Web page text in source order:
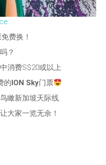
费换！
？
消费S$20或以上
的 ION Sky门票
瞰新加坡天际线
大家一览无余！